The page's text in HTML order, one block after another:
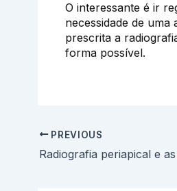
O interessante é ir
necessidade de
prescrita a
forma possível.
PREVIOUS